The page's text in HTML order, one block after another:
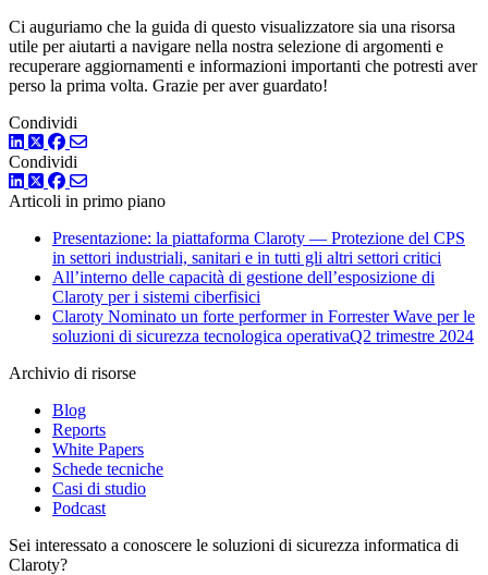
Ci auguriamo che la guida di questo visualizzatore sia una risorsa
utile per aiutarti a navigare nella nostra selezione di argomenti e
recuperare aggiornamenti e informazioni importanti che potresti aver
perso la prima volta. Grazie per aver guardato!
Condividi
LinkedIn
TwitterFacebook
Condividi
LinkedIn
TwitterFacebook
Articoli in primo piano
Presentazione: la piattaforma Claroty — Protezione del CPS
in settori industriali, sanitari e in tutti gli altri settori critici
All’interno delle capacità di gestione dell’esposizione di
Claroty per i sistemi ciberfisici
Claroty Nominato un forte performer in Forrester Wave per le
soluzioni di sicurezza tecnologica operativaQ2 trimestre 2024
Archivio di risorse
Blog
Reports
White Papers
Schede tecniche
Casi di studio
Podcast
Sei interessato a conoscere le soluzioni di sicurezza informatica di
Claroty?